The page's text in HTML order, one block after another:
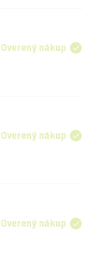
Overený nákup
Overený nákup
Overený nákup